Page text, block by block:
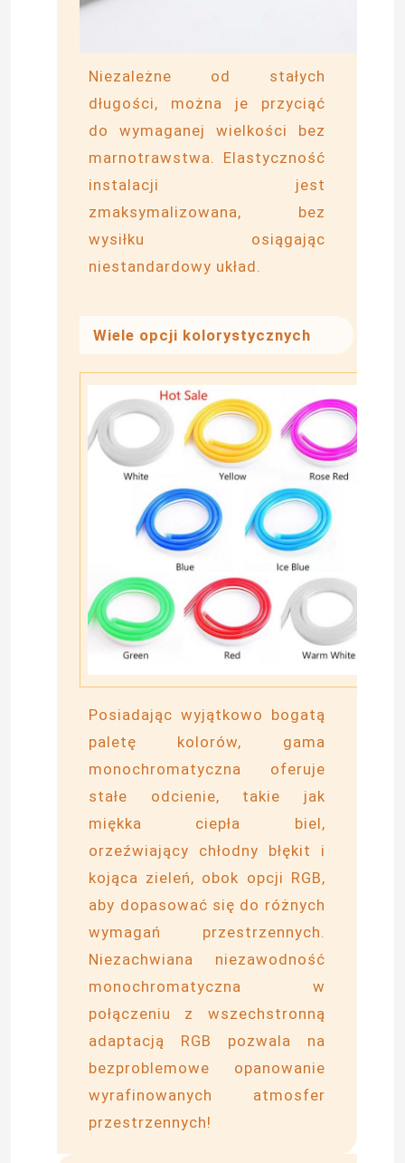
Zostaw wiadomość
Oddzwonimy wkrótce!
Silikonowy neonowy pasek świetlny
ledowe światło cob
Elastyczna taśma LED
Światło liniowe linii horyzontu
Taśma LED pod szafką
Światło biżuterii LED
Oświetlenie ścienne LED
Oświetlenie LED pod półką
ledowy profil aluminiowy
liniowa lampa wisząca led
Panel akrylowy LGP
Lampa podziemna LED
Zasilacz modułu LED
Akcesoria do czujników LED
Światło zewnętrzne
Niezależne od stałych
długości, można je przyciąć
do wymaganej wielkości bez
marnotrawstwa. Elastyczność
instalacji jest
zmaksymalizowana, bez
wysiłku osiągając
niestandardowy układ.
Wiele opcji kolorystycznych
Posiadając wyjątkowo bogatą
paletę kolorów, gama
monochromatyczna oferuje
stałe odcienie, takie jak
miękka ciepła biel,
orzeźwiający chłodny błękit i
kojąca zieleń, obok opcji RGB,
aby dopasować się do różnych
wymagań przestrzennych.
Niezachwiana niezawodność
monochromatyczna w
połączeniu z wszechstronną
adaptacją RGB pozwala na
bezproblemowe opanowanie
wyrafinowanych atmosfer
przestrzennych!